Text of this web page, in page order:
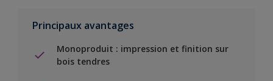
Principaux avantages
Monoproduit : impression et finition sur
bois tendres